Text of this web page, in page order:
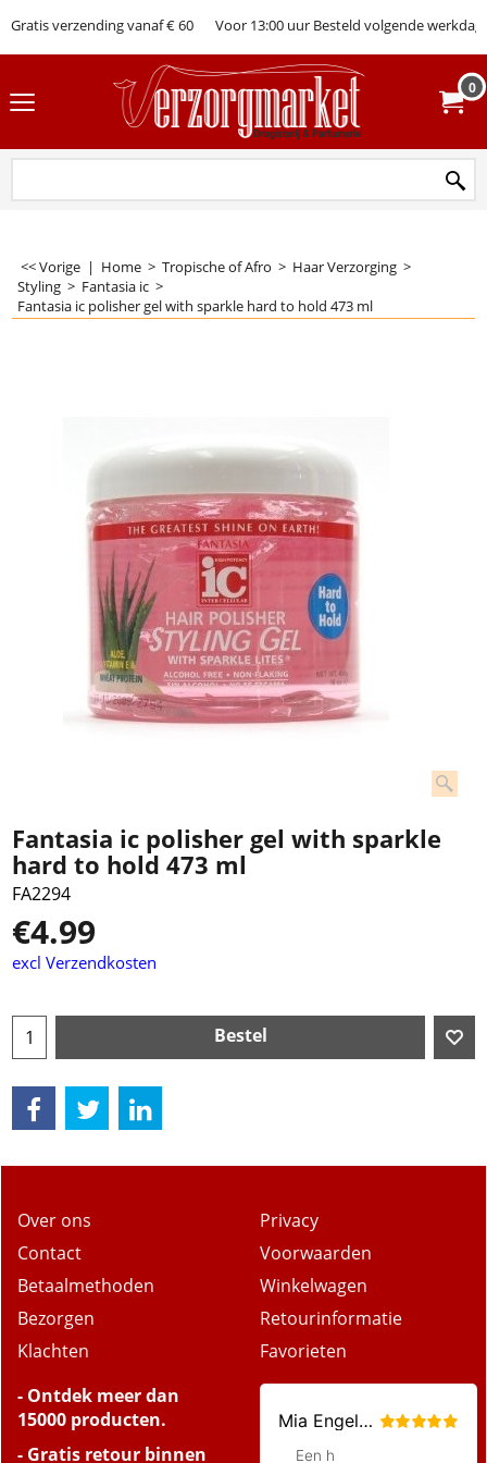
Gratis verzending vanaf € 60 Voor 13:00 uur Besteld volgende werkdag
0
<< Vorige | Home > Tropische of Afro > Haar Verzorging >
Styling > Fantasia ic >
Fantasia ic polisher gel with sparkle hard to hold 473 ml
Fantasia ic polisher gel with sparkle
hard to hold 473 ml
FA2294
€4.99
excl Verzendkosten
Bestel
Over ons
Contact
Betaalmethoden
Bezorgen
Klachten
Privacy
Voorwaarden
Winkelwagen
Retourinformatie
Favorieten
- Ontdek meer dan
15000 producten.
- Gratis retour binnen